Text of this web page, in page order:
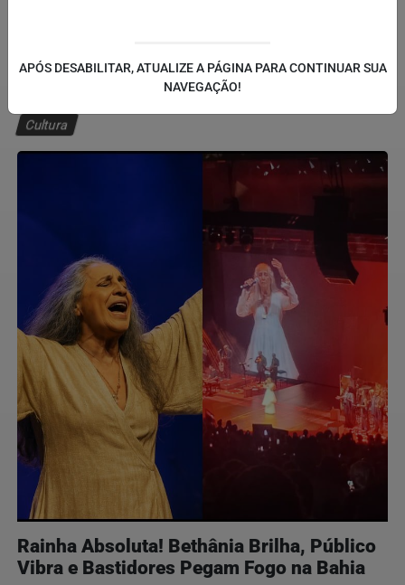
Cultura
Rainha Absoluta! Bethânia Brilha, Público
Vibra e Bastidores Pegam Fogo na Bahia
APÓS DESABILITAR, ATUALIZE A PÁGINA PARA CONTINUAR SUA
NAVEGAÇÃO!